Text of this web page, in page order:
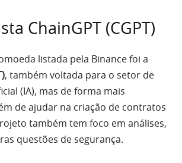
ChainGPT (CGPT)
listada pela Binance foi a
, também voltada para o setor de
(IA), mas de forma mais
de ajudar na criação de contratos
também tem foco em análises,
questões de segurança.